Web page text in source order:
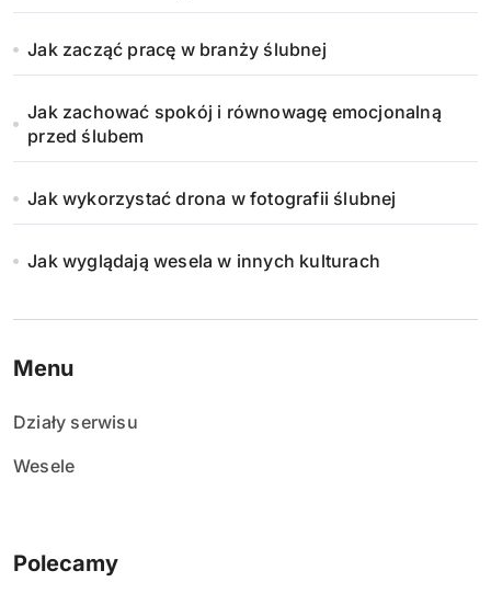
Jak zacząć pracę w branży ślubnej
Jak zachować spokój i równowagę emocjonalną
przed ślubem
Jak wykorzystać drona w fotografii ślubnej
Jak wyglądają wesela w innych kulturach
Menu
Działy serwisu
Wesele
Polecamy